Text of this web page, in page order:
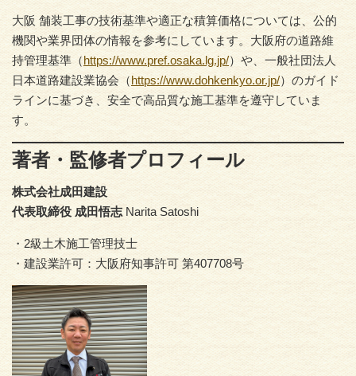
大阪 舗装工事の技術基準や適正な積算価格については、公的
機関や業界団体の情報を参考にしています。大阪府の道路維
持管理基準（https://www.pref.osaka.lg.jp/）や、一般社団法人
日本道路建設業協会（https://www.dohkenkyo.or.jp/）のガイド
ラインに基づき、安全で高品質な施工基準を遵守していま
す。
著者・監修者プロフィール
株式会社成田建設
代表取締役 成田悟志 Narita Satoshi
・2級土木施工管理技士
・建設業許可：大阪府知事許可 第407708号